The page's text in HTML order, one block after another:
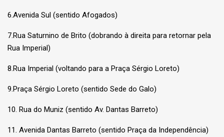
6.Avenida Sul (sentido Afogados)
7.Rua Saturnino de Brito (dobrando à direita para retornar pela
Rua Imperial)
8.Rua Imperial (voltando para a Praça Sérgio Loreto)
9.Praça Sérgio Loreto (sentido Sede do Galo)
10. Rua do Muniz (sentido Av. Dantas Barreto)
11. Avenida Dantas Barreto (sentido Praça da Independência)